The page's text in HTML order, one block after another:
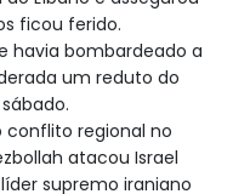
ficou ferido.
havia bombardeado a
um reduto do
conflito regional no
atacou Israel
supremo iraniano